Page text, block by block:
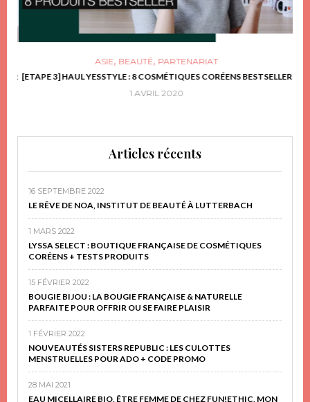
ASIE, BEAUTÉ, PARTENARIAT
[ETAPE 3] HAUL YESSTYLE : 8 COSMÉTIQUES CORÉENS BESTSELLER
1 AVRIL 2020
Articles récents
16 SEPTEMBRE 2022
LE RÊVE DE NOA, INSTITUT DE BEAUTÉ À LUTTERBACH
1 MARS 2022
LYSSA SELECT : BOUTIQUE FRANÇAISE DE COSMÉTIQUES
CORÉENS + TESTS PRODUITS
15 FÉVRIER 2022
BOUGIE BIJOU : LA BOUGIE FRANÇAISE & NATURELLE
PARFAITE POUR OFFRIR OU SE FAIRE PLAISIR
1 FÉVRIER 2022
NOUVEAUTÉS SISTERS REPUBLIC : LES CULOTTES
MENSTRUELLES POUR ADO + CODE PROMO
28 MAI 2021
EAU MICELLAIRE BIO, ÊTRE FEMME DE CHEZ FUN!ETHIC, MON